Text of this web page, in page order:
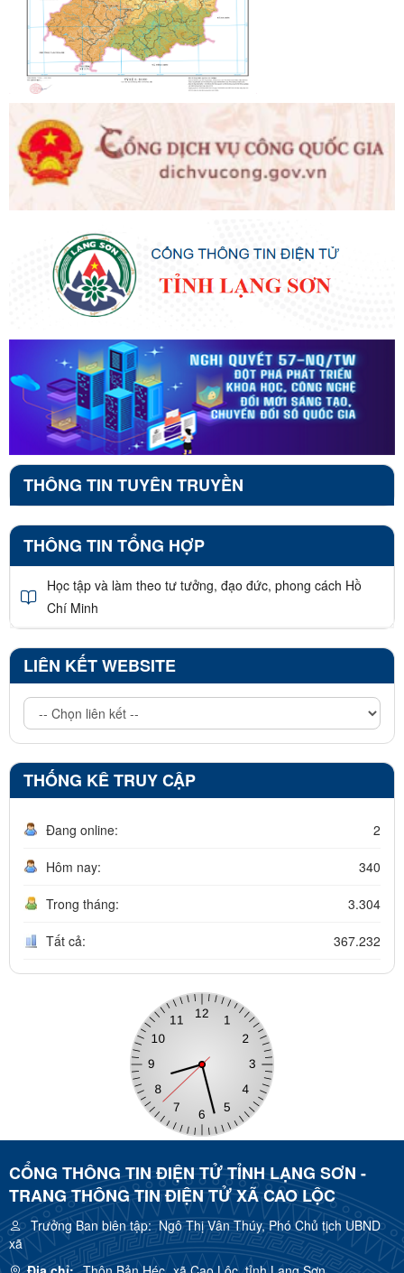
THÔNG TIN TUYÊN TRUYỀN
THÔNG TIN TỔNG HỢP
Học tập và làm theo tư tưởng, đạo đức, phong cách Hồ
Chí Minh
LIÊN KẾT WEBSITE
THỐNG KÊ TRUY CẬP
Đang online: 2
Hôm nay: 340
Trong tháng: 3.304
Tất cả: 367.232
CỔNG THÔNG TIN ĐIỆN TỬ TỈNH LẠNG SƠN -
TRANG THÔNG TIN ĐIỆN TỬ XÃ CAO LỘC
Trưởng Ban biên tập:Ngô Thị Vân Thúy, Phó Chủ tịch UBND
xã